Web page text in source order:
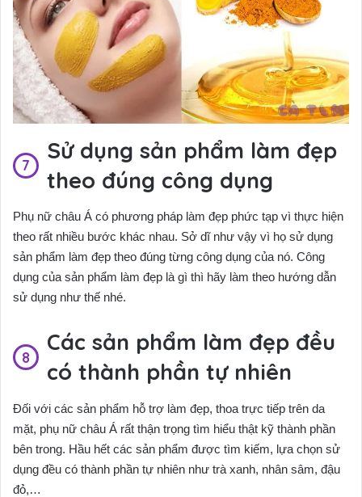
Sử dụng sản phẩm làm đẹp
theo đúng công dụng
Phụ nữ châu Á có phương pháp làm đẹp phức tạp vì thực hiện
theo rất nhiều bước khác nhau. Sở dĩ như vậy vì họ sử dụng
sản phẩm làm đẹp theo đúng từng công dụng của nó. Công
dụng của sản phẩm làm đẹp là gì thì hãy làm theo hướng dẫn
sử dụng như thế nhé.
Các sản phẩm làm đẹp đều
có thành phần tự nhiên
Đối với các sản phẩm hỗ trợ làm đẹp, thoa trực tiếp trên da
mặt, phụ nữ châu Á rất thận trọng tìm hiểu thật kỹ thành phần
bên trong. Hầu hết các sản phẩm được tìm kiếm, lựa chọn sử
dụng đều có thành phần tự nhiên như trà xanh, nhân sâm, đậu
đỏ,…